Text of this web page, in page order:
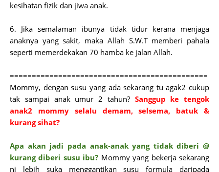
kesihatan fizik dan jiwa anak.
6. Jika semalaman ibunya tidak tidur kerana menjaga
anaknya yang sakit, maka Allah S.W.T memberi pahala
seperti memerdekakan 70 hamba ke jalan Allah.
=============================================
Mommy, dengan susu yang ada sekarang tu agak2 cukup
tak sampai anak umur 2 tahun? Sanggup ke tengok
anak2 mommy selalu demam, selsema, batuk &
kurang sihat?
Apa akan jadi pada anak-anak yang tidak diberi @
kurang diberi susu ibu? Mommy yang bekerja sekarang
ni lebih suka menggantikan susu formula daripada